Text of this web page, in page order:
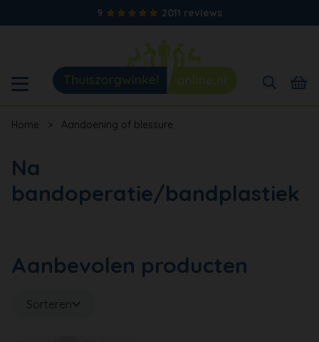
9 2011 reviews
Home > Aandoening of blessure
Na
bandoperatie/bandplastiek
Aanbevolen producten
Sorteren